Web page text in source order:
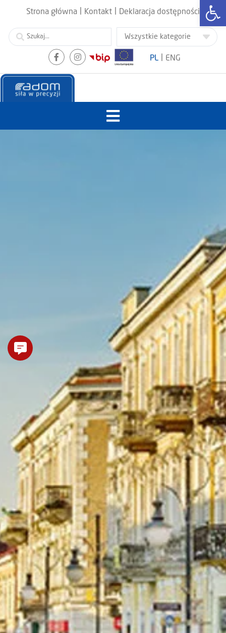
Strona główna Kontakt Deklaracja dostępności
PL ENG